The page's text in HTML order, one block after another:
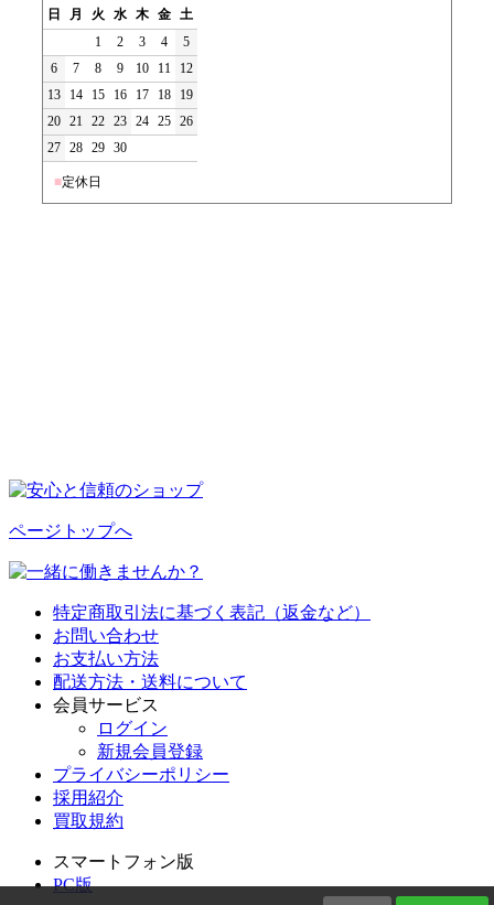
日
月 火 水 木 金 土
1
2 3 4
5
6
7 8 9 10 11
12
13
14 15 16 17 18
19
20 21 22 23 24 25 26
27 28 29 30
■定休日
ページトップへ
特定商取引法に基づく表記（返金など）
お問い合わせ
お支払い方法
配送方法・送料について
会員サービス
ログイン
新規会員登録
プライバシーポリシー
採用紹介
買取規約
スマートフォン版
PC版